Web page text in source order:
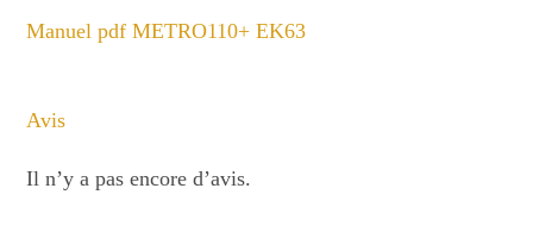
Manuel pdf METRO110+ EK63
Avis
Il n’y a pas encore d’avis.